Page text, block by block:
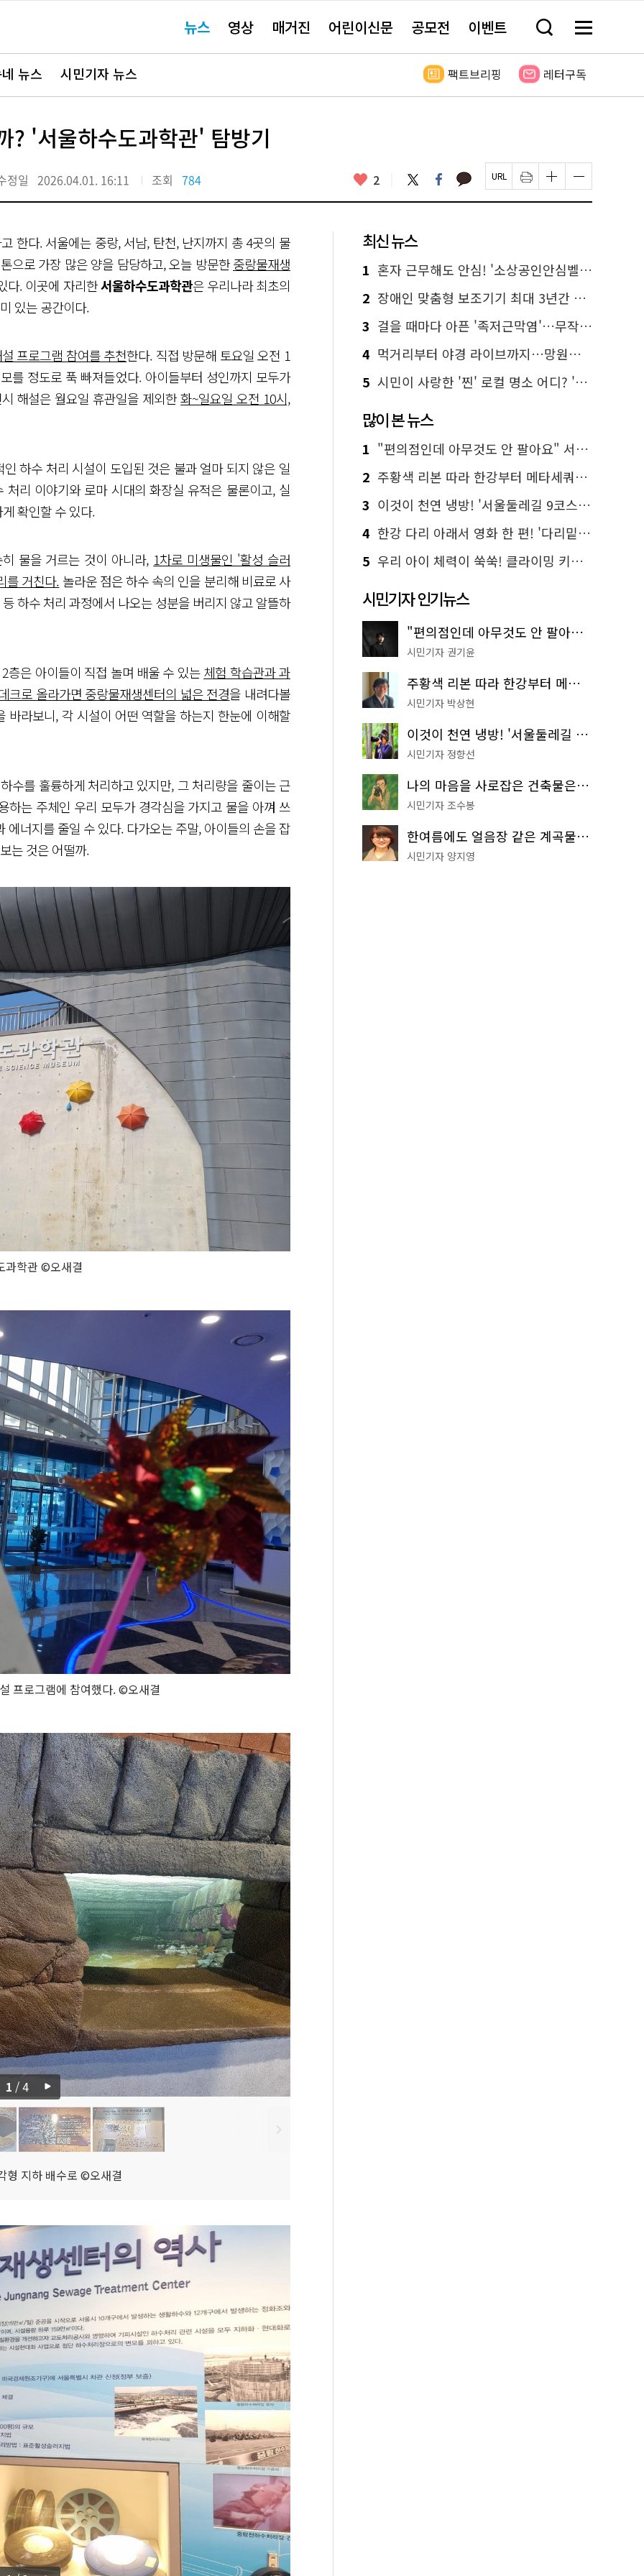
요뉴스 영상 매거진 어린이신문 공모전 이벤트 검
창
기
메
전
보
뉴스 시민기자 뉴스 팩트브리핑 레터구독
? '서울하수도과학관' 탐방기
정일 2026.04.01. 16:11 조회 784 좋
요
2 트
위
터
페
이
스
카
카 페
이
지
인
쇄
하
글
자
크
하
기
글
자
크
하
기
한다. 서울에는 중랑, 서남, 탄천, 난지까지 총 4곳의 물
으로 가장 많은 양을 담당하고, 오늘 방문한중랑물재생
다. 이곳에 자리한서울하수도과학관은 우리나라 최초의
있는 공간이다.
프로그램 참여를 추천한다. 직접 방문해 토요일 오전 1
를 정도로 푹 빠져들었다. 아이들부터 성인까지 모두가
해설은 월요일 휴관일을 제외한화~일요일 오전 10시,
하수 처리 시설이 도입된 것은 불과 얼마 되지 않은 일
리 이야기와 로마 시대의 화장실 유적은 물론이고, 실
확인할 수 있다.
물을 거르는 것이 아니라, 1차로 미생물인 '활성 슬러
를 거친다. 놀라운 점은 하수 속의 인을 분리해 비료로 사
하수 처리 과정에서 나오는 성분을 버리지 않고 알뜰하
층은 아이들이 직접 놀며 배울 수 있는체험 학습관과 과
크로 올라가면 중랑물재생센터의 넓은 전경을 내려다볼
라보니, 각 시설이 어떤 역할을 하는지 한눈에 이해할
수를 훌륭하게 처리하고 있지만, 그 처리량을 줄이는 근
하는 주체인 우리 모두가 경각심을 가지고 물을 아껴 쓰
너지를 줄일 수 있다. 다가오는 주말, 아이들의 손을 잡
는 것은 어떨까.
과학관 ©오새결
프로그램에 참여했다. ©오새결
형 지하 배수로 ©오새결
1 /4
최신 뉴스
1 혼자 근무해도 안심! '소상공인안심벨' 신청하세요
2 장애인 맞춤형 보조기기 최대 3년간 무상 대여…삶의 질 높인다
3 걸을 때마다 아픈 '족저근막염'…무작정 참지 말고 '이것' 해보세요!
4 먹거리부터 야경 라이브까지…망원한강공원 알짜 코스
5 시민이 사랑한 '찐' 로컬 명소 어디? '서울에디션25' 추천 코스
많이 본 뉴스
1 "편의점인데 아무것도 안 팔아요" 서울에서 가장 특별한 편의점의 정체
2 주황색 리본 따라 한강부터 메타세쿼이아 숲길까지…서울둘레길 15코스
3 이것이 천연 냉방! '서울둘레길 9코스'로 숲속 피서 떠나볼까
4 한강 다리 아래서 영화 한 편! '다리밑 영화관' 무료 상영
5 우리 아이 체력이 쑥쑥! 클라이밍 키즈카페·어린이 체력장
시민기자 인기뉴스
"편의점인데 아무것도 안 팔아요" 서울에서 가장 특별한 편의점의 정체
시민기자 권기윤
주황색 리본 따라 한강부터 메타세쿼이아 숲길까지…서울둘레길 15코스
시민기자 박상현
이것이 천연 냉방! '서울둘레길 9코스'로 숲속 피서 떠나볼까
시민기자 정향선
나의 마음을 사로잡은 건축물은? '서울시 건축상' 수상작 공개!
시민기자 조수봉
한여름에도 얼음장 같은 계곡물! 서울 '진관사 계곡'이 천국이네~
시민기자 양지영